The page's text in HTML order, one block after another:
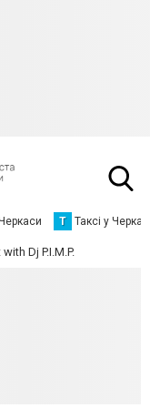
Т Таксі у
Dj P.I.M.P.